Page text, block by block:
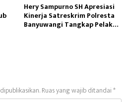
Hery Sampurno SH Apresiasi
Kinerja Satreskrim Polresta
Banyuwangi Tangkap Pelaku
Ruas yang wajib ditandai*